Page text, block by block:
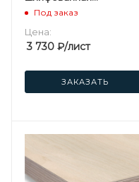
березовая
Под заказ
Цена:
3 730 ₽/лист
ЗАКАЗАТЬ